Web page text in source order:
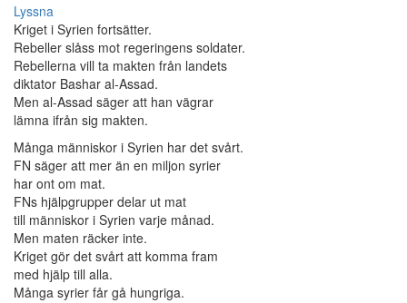
Lyssna
Kriget i Syrien fortsätter.
Rebeller slåss mot regeringens soldater.
Rebellerna vill ta makten från landets
diktator Bashar al-Assad.
Men al-Assad säger att han vägrar
lämna ifrån sig makten.
Många människor i Syrien har det svårt.
FN säger att mer än en miljon syrier
har ont om mat.
FNs hjälpgrupper delar ut mat
till människor i Syrien varje månad.
Men maten räcker inte.
Kriget gör det svårt att komma fram
med hjälp till alla.
Många syrier får gå hungriga.